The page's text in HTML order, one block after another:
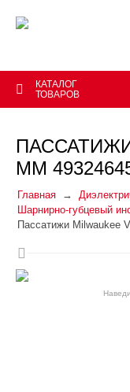
КАТАЛОГ
ТОВАРОВ
ПАССАТИЖИ
ММ
Главная
Шарнирно-губцевый
Пассатижи Milwaukee